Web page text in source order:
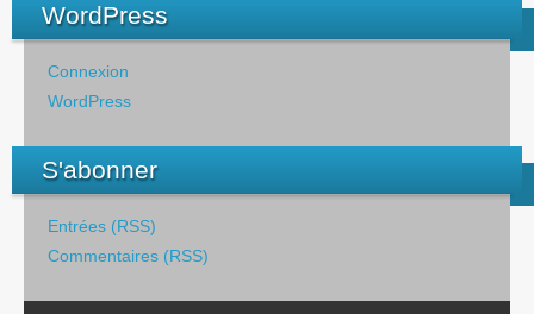
WordPress
Connexion
WordPress
S'abonner
Entrées (RSS)
Commentaires (RSS)